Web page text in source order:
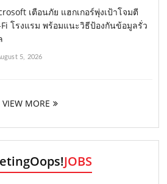
เตือนภัย แฮกเกอร์พุ่งเป้าโจมตี
โรงแรม พร้อมแนะวิธีป้องกันข้อมูลรั่ว
5, 2026
VIEW MORE
JOBS